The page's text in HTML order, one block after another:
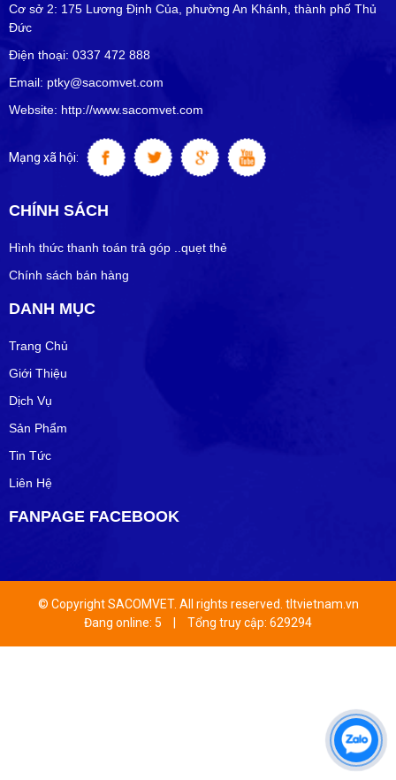
Cơ sở 2: 175 Lương Định Của, phường An Khánh, thành phố Thủ
Đức
Điện thoại: 0337 472 888
Email: ptky@sacomvet.com
Website: http://www.sacomvet.com
Mạng xã hội:
CHÍNH SÁCH
Hình thức thanh toán trả góp ..quẹt thẻ
Chính sách bán hàng
DANH MỤC
Trang Chủ
Giới Thiệu
Dịch Vụ
Sản Phẩm
Tin Tức
Liên Hệ
FANPAGE FACEBOOK
© Copyright SACOMVET. All rights reserved. tltvietnam.vn
Đang online: 5
Tổng truy cập: 629294